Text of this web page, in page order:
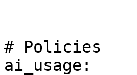
# Policies
ai_usage: